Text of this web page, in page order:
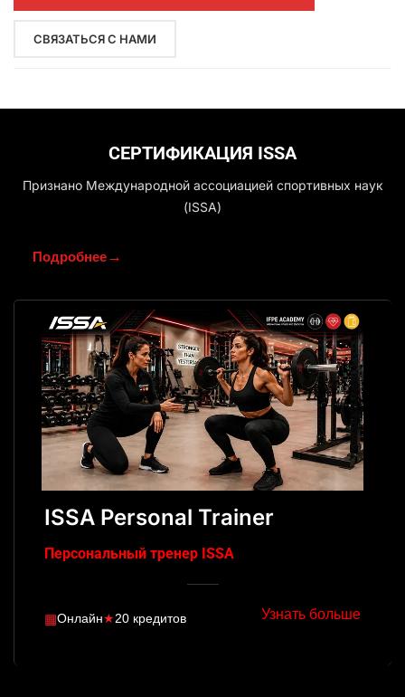
СВЯЗАТЬСЯ С НАМИ
СЕРТИФИКАЦИЯ ISSA
Признано Международной ассоциацией спортивных наук
(ISSA)
Подробнее→
ISSA Personal Trainer
Персональный тренер ISSA
▦Онлайн★20 кредитов Узнать больше